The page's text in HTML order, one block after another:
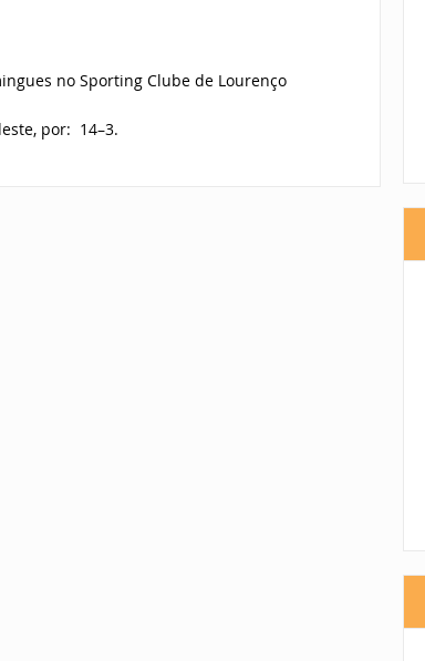
no Sporting Clube de Lourenço
por: 14–3.